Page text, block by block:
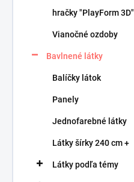
hračky "PlayForm 3D"
Vianočné ozdoby
Bavlnené látky
Balíčky látok
Panely
Jednofarebné látky
Látky šírky 240 cm +
Látky podľa témy